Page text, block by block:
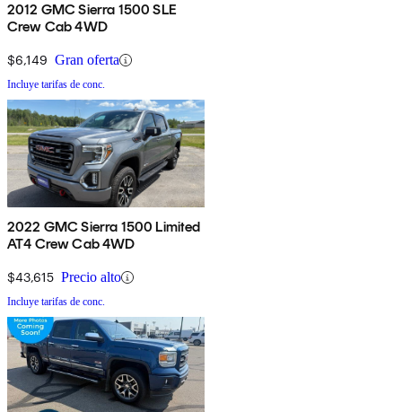
2012 GMC Sierra 1500 SLE
Crew Cab 4WD
$6,149 Gran oferta
Incluye tarifas de conc.
2022 GMC Sierra 1500 Limited
AT4 Crew Cab 4WD
$43,615 Precio alto
Incluye tarifas de conc.